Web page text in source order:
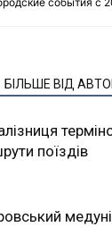
БІЛЬШЕ ВІД
поїздів